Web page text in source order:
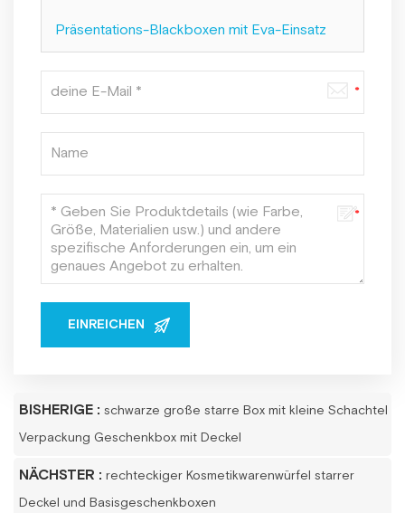
Präsentations-Blackboxen mit Eva-Einsatz
BISHERIGE : schwarze große starre Box mit kleine Schachtel
Verpackung Geschenkbox mit Deckel
NÄCHSTER : rechteckiger Kosmetikwarenwürfel starrer
Deckel und Basisgeschenkboxen